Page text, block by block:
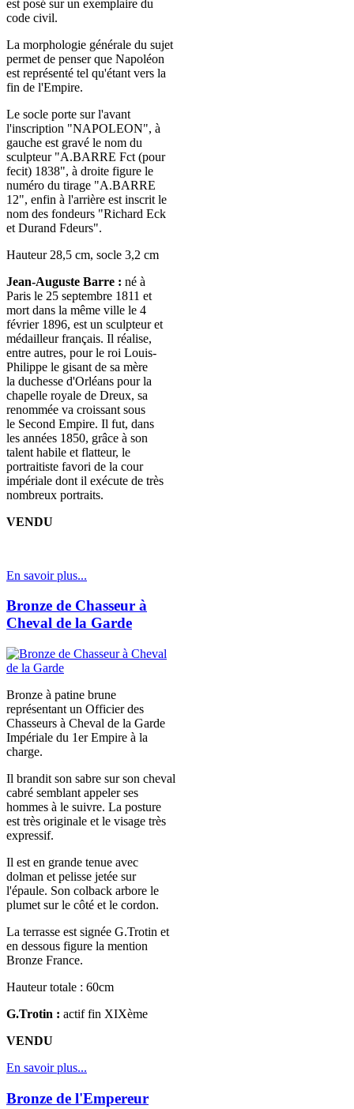
est posé sur un exemplaire du
code civil.
La morphologie générale du sujet
permet de penser que Napoléon
est représenté tel qu'étant vers la
fin de l'Empire.
Le socle porte sur l'avant
l'inscription "NAPOLEON", à
gauche est gravé le nom du
sculpteur "A.BARRE Fct (pour
fecit) 1838", à droite figure le
numéro du tirage "A.BARRE
12", enfin à l'arrière est inscrit le
nom des fondeurs "Richard Eck
et Durand Fdeurs".
Hauteur 28,5 cm, socle 3,2 cm
Jean-Auguste Barre : né à
Paris le 25 septembre 1811 et
mort dans la même ville le 4
février 1896, est un sculpteur et
médailleur français. Il réalise,
entre autres, pour le roi Louis-
Philippe le gisant de sa mère
la duchesse d'Orléans pour la
chapelle royale de Dreux, sa
renommée va croissant sous
le Second Empire. Il fut, dans
les années 1850, grâce à son
talent habile et flatteur, le
portraitiste favori de la cour
impériale dont il exécute de très
nombreux portraits.
VENDU
En savoir plus...
Bronze de Chasseur à
Cheval de la Garde
Bronze à patine brune
représentant un Officier des
Chasseurs à Cheval de la Garde
Impériale du 1er Empire à la
charge.
Il brandit son sabre sur son cheval
cabré semblant appeler ses
hommes à le suivre. La posture
est très originale et le visage très
expressif.
Il est en grande tenue avec
dolman et pelisse jetée sur
l'épaule. Son colback arbore le
plumet sur le côté et le cordon.
La terrasse est signée G.Trotin et
en dessous figure la mention
Bronze France.
Hauteur totale : 60cm
G.Trotin : actif fin XIXème
VENDU
En savoir plus...
Bronze de l'Empereur